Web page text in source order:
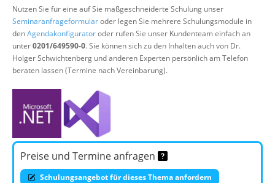
Nutzen Sie für eine auf Sie maßgeschneiderte Schulung unser
Seminaranfrageformularoder legen Sie mehrere Schulungsmodule in
denAgendakonfiguratoroder rufen Sie unser Kundenteam einfach an
unter0201/649590-0. Sie können sich zu den Inhalten auch von Dr.
Holger Schwichtenberg und anderen Experten persönlich am Telefon
beraten lassen (Termine nach Vereinbarung).
Preise und Termine anfragen
Schulungsangebot für dieses Thema anfordern